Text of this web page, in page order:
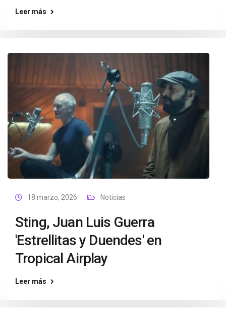
Leer más
18 marzo, 2026 Noticias
Sting, Juan Luis Guerra
'Estrellitas y Duendes' en
Tropical Airplay
Leer más